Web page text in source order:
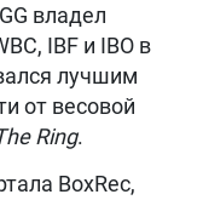
владел
IBF и IBO в
лучшим
от весовой
Ring.
BoxRec,